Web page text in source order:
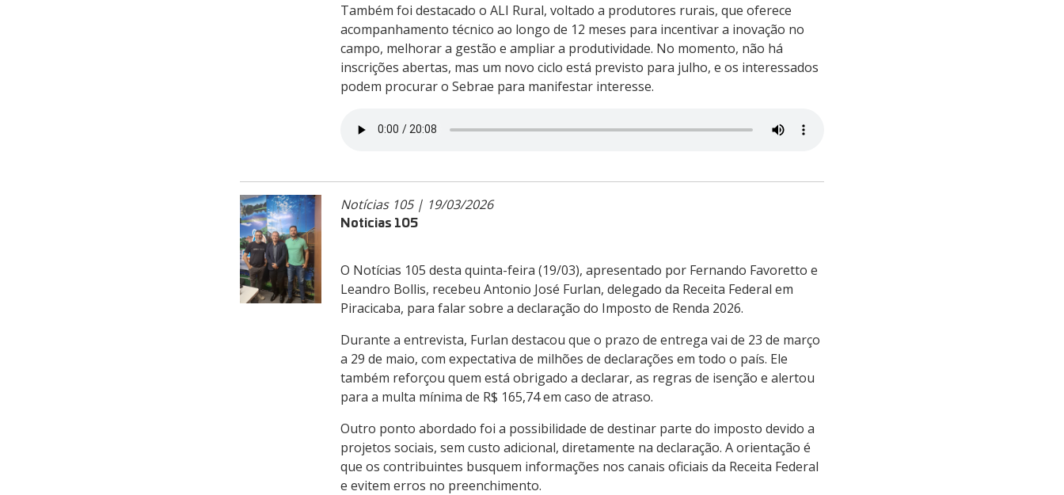
Também foi destacado o ALI Rural, voltado a produtores rurais, que oferece
acompanhamento técnico ao longo de 12 meses para incentivar a inovação no
campo, melhorar a gestão e ampliar a produtividade. No momento, não há
inscrições abertas, mas um novo ciclo está previsto para julho, e os interessados
podem procurar o Sebrae para manifestar interesse.
Notícias 105 | 19/03/2026
Noticias 105
O Notícias 105 desta quinta-feira (19/03), apresentado por Fernando Favoretto e
Leandro Bollis, recebeu Antonio José Furlan, delegado da Receita Federal em
Piracicaba, para falar sobre a declaração do Imposto de Renda 2026.
Durante a entrevista, Furlan destacou que o prazo de entrega vai de 23 de março
a 29 de maio, com expectativa de milhões de declarações em todo o país. Ele
também reforçou quem está obrigado a declarar, as regras de isenção e alertou
para a multa mínima de R$ 165,74 em caso de atraso.
Outro ponto abordado foi a possibilidade de destinar parte do imposto devido a
projetos sociais, sem custo adicional, diretamente na declaração. A orientação é
que os contribuintes busquem informações nos canais oficiais da Receita Federal
e evitem erros no preenchimento.